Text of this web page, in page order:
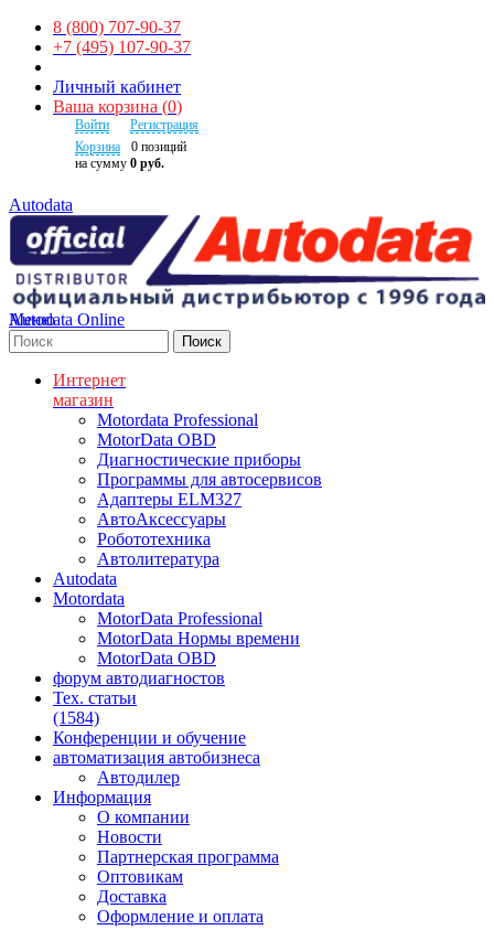
8 (800) 707-90-37
+7 (495) 107-90-37
Личный кабинет
Ваша корзина (0)
Войти
Регистрация
Корзина
0 позиций
на сумму 0 руб.
Autodata
Autodata Online
Меню
Поиск
Интернет
магазин
Motordata Professional
MotorData OBD
Диагностические приборы
Программы для автосервисов
Адаптеры ELM327
АвтоАксессуары
Робототехника
Автолитература
Autodata
Motordata
MotorData Professional
MotorData Нормы времени
MotorData OBD
форум автодиагностов
Тех. статьи
(1584)
Конференции и обучение
автоматизация автобизнеса
Автодилер
Информация
О компании
Новости
Партнерская программа
Оптовикам
Доставка
Оформление и оплата